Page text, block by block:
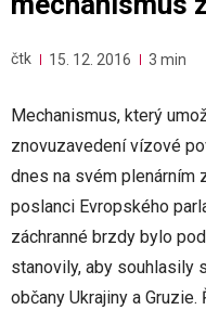
čtk 15. 12. 2016 3 min
Mechanismus, který
znovuzavedení vízové
dnes na svém plenárním
poslanci Evropského
záchranné brzdy bylo
stanovily, aby souhlasily
občany Ukrajiny a